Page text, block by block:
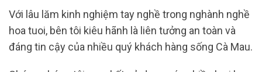
Với lâu lăm kinh nghiệm tay nghề trong nghành nghề
hoa tuoi, bên tôi kiêu hãnh là liên tưởng an toàn và
đáng tin cậy của nhiều quý khách hàng sống Cà Mau.